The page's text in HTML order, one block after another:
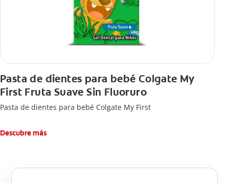
Pasta de dientes para bebé Colgate My
First Fruta Suave Sin Fluoruro
Pasta de dientes para bebé Colgate My First
Descubre más